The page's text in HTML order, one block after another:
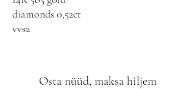
diamonds 0,52ct
vvs2
Osta nüüd, maksa hiljem